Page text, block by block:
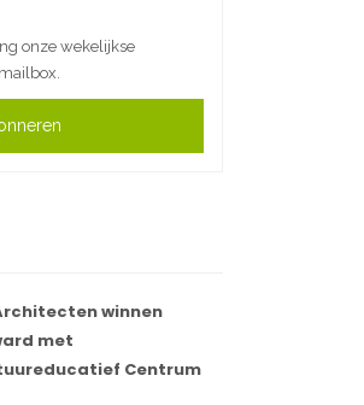
onze wekelijkse
winnen
met
Centrum